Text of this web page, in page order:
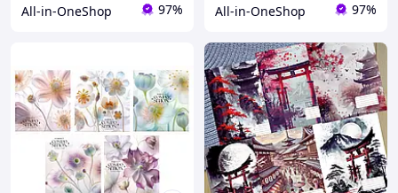
All-in-OneShop 97% All-in-OneShop 97%